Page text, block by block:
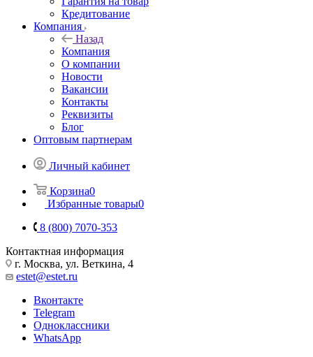
Кредитование
Компания
Назад
Компания
О компании
Новости
Вакансии
Контакты
Реквизиты
Блог
Оптовым партнерам
Личный кабинет
Корзина0
Избранные товары0
8 (800) 7070-353
Контактная информация
г. Москва, ул. Веткина, 4
estet@estet.ru
Вконтакте
Telegram
Одноклассники
WhatsApp